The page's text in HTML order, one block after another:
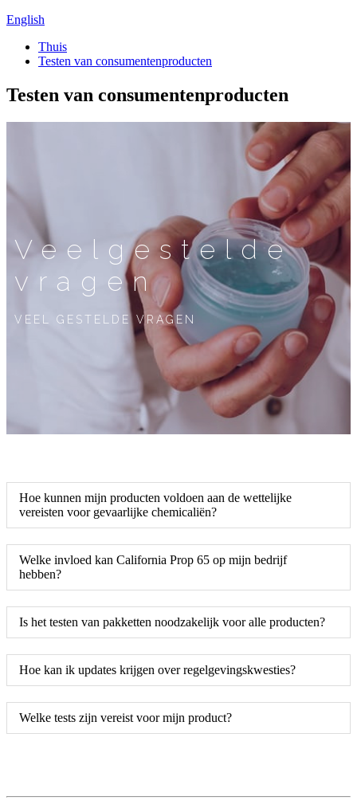
English
Thuis
Testen van consumentenproducten
Testen van consumentenproducten
Veelgestelde
vragen
VEEL GESTELDE VRAGEN
Hoe kunnen mijn producten voldoen aan de wettelijke
vereisten voor gevaarlijke chemicaliën?
Welke invloed kan California Prop 65 op mijn bedrijf
hebben?
Is het testen van pakketten noodzakelijk voor alle producten?
Hoe kan ik updates krijgen over regelgevingskwesties?
Welke tests zijn vereist voor mijn product?